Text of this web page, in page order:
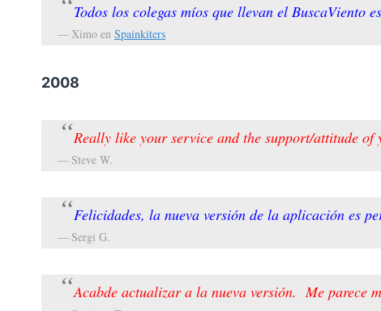
Todos los colegas míos que llevan el BuscaViento
Ximo en Spainkiters
2008
Really like your service and the support/attitude
Steve W.
Felicidades, la nueva versión de la aplicación es
Sergi G.
Acabde actualizar a la nueva versión. Me parece